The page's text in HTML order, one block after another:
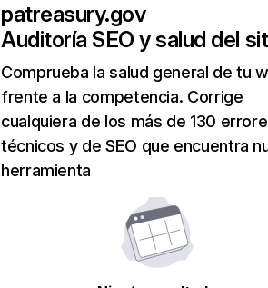
patreasury.gov
Auditoría SEO y salud del
Comprueba la salud general de tu
frente a la competencia. Corrige
cualquiera de los más de 130
técnicos y de SEO que encuentra
herramienta